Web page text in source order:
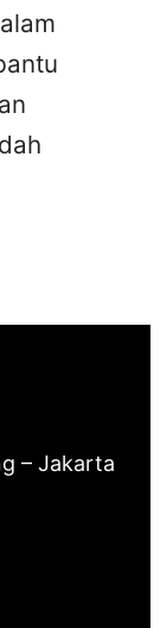
– Jakarta